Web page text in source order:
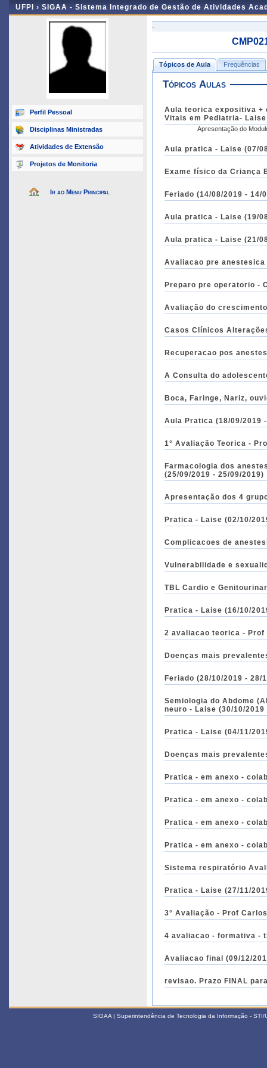
UFPI › SIGAA - Sistema Integrado de Gestão de Atividades
Perfil Pessoal
Disciplinas Ministradas
Atividades de Extensão
Projetos de Monitoria
Ir ao Menu Principal
-
Tópicos de Aula Frequências
Tópicos Aulas
Aula teorica expositiva +
Vitais em Pediatria-
Aula pratica - Laise (07/
Exame físico da Criança
Feriado (14/08/2019 -
Aula pratica - Laise (19/
Aula pratica - Laise (21/
Avaliacao pre anestesica
Preparo pre operatorio -
Avaliação do
Casos
Recuperacao pos
A Consulta do
Aula Pratica (18/09/2019
1° Avaliação Teorica -
Farmacologia dos anestesicos venosos Farmacologia
(25/09/2019 - 25/09/2019)
Apresentação dos 4
Pratica - Laise (02/10/
Complicacoes de
Pratica - Laise (16/10/
2 avaliacao teorica - Prof
Doenças mais
Feriado (28/10/2019 -
Semiologia do Abdome
neuro - Laise (30/10/2019
Pratica - Laise (04/11/
Doenças mais
Pratica - em anexo -
Pratica - em anexo -
Pratica - em anexo -
Pratica -
Sistema respiratório
Pratica - Laise (27/11/
4 avaliacao - formativa -
Avaliacao final
revisao. Prazo FINAL
SIGAA | Superintendência de Tecnologia da Informação -